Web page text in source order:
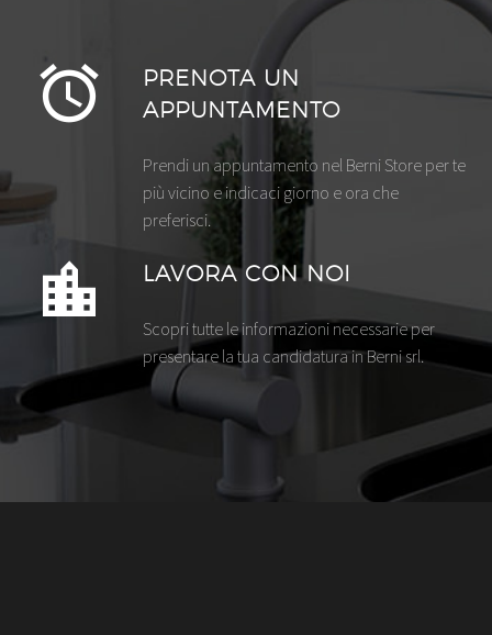
PRENOTA UN
APPUNTAMENTO
Prendi un appuntamento nel Berni Store per te
più vicino e indicaci giorno e ora che
preferisci.
LAVORA CON NOI
Scopri tutte le informazioni necessarie per
presentare la tua candidatura in Berni srl.